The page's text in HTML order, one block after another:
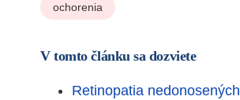
ochorenia
V tomto článku sa dozviete
Retinopatia nedonosených